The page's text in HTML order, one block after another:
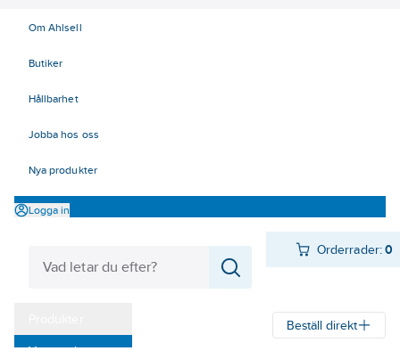
Om Ahlsell
Butiker
Hållbarhet
Jobba hos oss
Nya produkter
Logga in
Orderrader:0
Varumärken
Beställ direkt